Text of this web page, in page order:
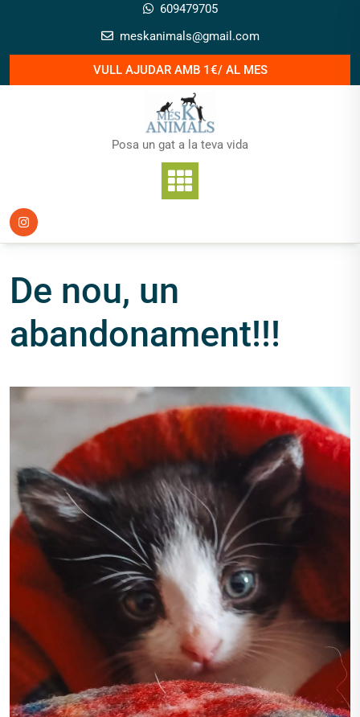
609479705
meskanimals@gmail.com
VULL AJUDAR AMB 1€/ AL MES
Posa un gat a la teva vida
De nou, un
abandonament!!!